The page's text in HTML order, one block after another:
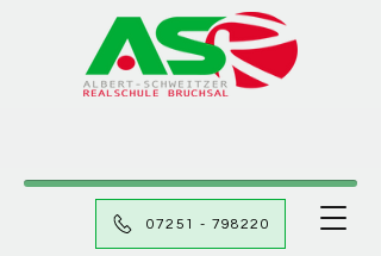
07251 - 798220